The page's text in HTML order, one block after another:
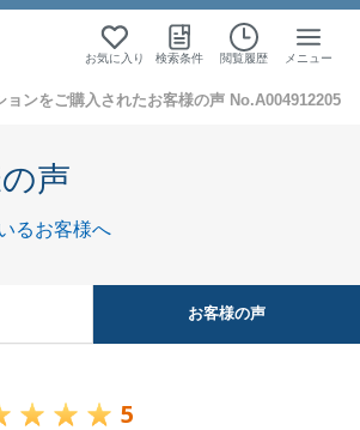
お気に入り 検索条件 閲覧履歴 メニュー
ンをご購入されたお客様の声 No.A004912205
声
るお客様へ
お客様の声
5